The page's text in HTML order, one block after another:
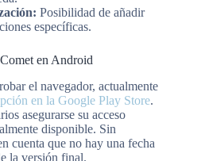
Posibilidad de añadir
específicas.
en Android
el navegador, actualmente
en la Google Play Store.
asegurarse su acceso
disponible. Sin
cuenta que no hay una fecha
la versión final.